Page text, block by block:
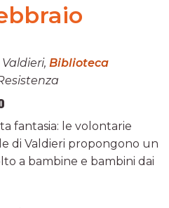
Valdieri, Biblioteca
fantasia: le volontarie
di Valdieri propongono un
a bambine e bambini dai